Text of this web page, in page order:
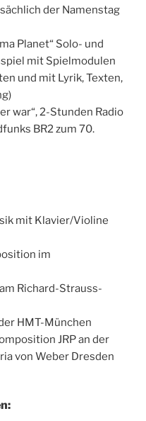
der Namenstag
Planet“ Solo- und
mit Spielmodulen
und mit Lyrik, Texten,
war“, 2-Stunden Radio
BR2 zum 70.
mit Klavier/Violine
im
Richard-Strauss-
HMT-München
JRP an der
von Weber Dresden